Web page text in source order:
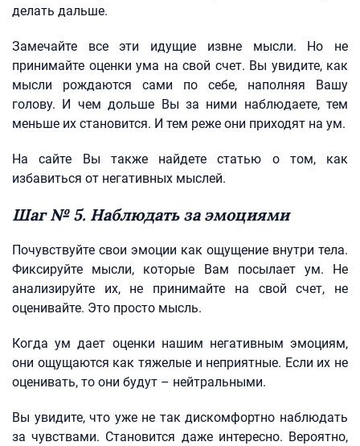
делать дальше.
Замечайте все эти идущие извне мысли. Но не
принимайте оценки ума на свой счет. Вы увидите, как
мысли рождаются сами по себе, наполняя Вашу
голову. И чем дольше Вы за ними наблюдаете, тем
меньше их становится. И тем реже они приходят на ум.
На сайте Вы также найдете статью о том, как
избавиться от негативных мыслей.
Шаг № 5. Наблюдать за эмоциями
Почувствуйте свои эмоции как ощущение внутри тела.
Фиксируйте мысли, которые Вам посылает ум. Не
анализируйте их, не принимайте на свой счет, не
оценивайте. Это просто мысль.
Когда ум дает оценки нашим негативным эмоциям,
они ощущаются как тяжелые и неприятные. Если их не
оценивать, то они будут – нейтральными.
Вы увидите, что уже не так дискомфортно наблюдать
за чувствами. Становится даже интересно. Вероятно,